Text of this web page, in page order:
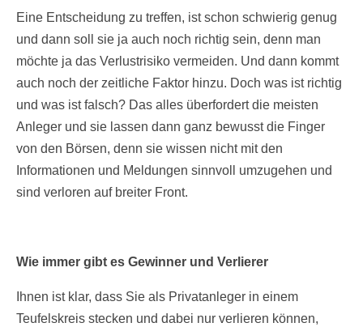
Eine Entscheidung zu treffen, ist schon schwierig genug
und dann soll sie ja auch noch richtig sein, denn man
möchte ja das Verlustrisiko vermeiden. Und dann kommt
auch noch der zeitliche Faktor hinzu. Doch was ist richtig
und was ist falsch? Das alles überfordert die meisten
Anleger und sie lassen dann ganz bewusst die Finger
von den Börsen, denn sie wissen nicht mit den
Informationen und Meldungen sinnvoll umzugehen und
sind verloren auf breiter Front.
Wie immer gibt es Gewinner und Verlierer
Ihnen ist klar, dass Sie als Privatanleger in einem
Teufelskreis stecken und dabei nur verlieren können,